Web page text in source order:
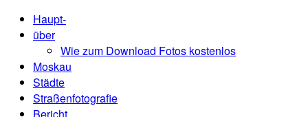
Haupt-
über
Wie zum Download Fotos kostenlos
Moskau
Städte
Straßenfotografie